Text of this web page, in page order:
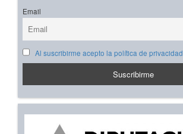
Email
Al suscribirme acepto la política de privacidad